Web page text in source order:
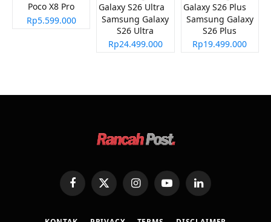
Poco X8 Pro
Rp5.599.000
Samsung Galaxy
S26 Ultra
Rp24.499.000
Samsung Galaxy
S26 Plus
Rp19.499.000
FacebookX
(Twitter)
InstagramYouTubeLinkedIn